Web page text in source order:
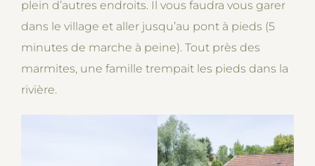
plein d’autres endroits. Il vous faudra vous garer
dans le village et aller jusqu’au pont à pieds (5
minutes de marche à peine). Tout près des
marmites, une famille trempait les pieds dans la
rivière.